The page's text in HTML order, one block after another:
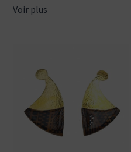
Voir plus